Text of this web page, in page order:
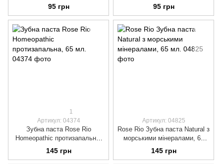
фруктова, 50 мл.
95 грн
50 мл.
95 грн
1
Артикул: 04374
Зубна паста Rose Rio
Homeopathic протизапальна,
65 мл.
145 грн
Артикул: 04825
Rose Rio Зубна паста Natural з
морськими мінералами, 65
мл.
145 грн